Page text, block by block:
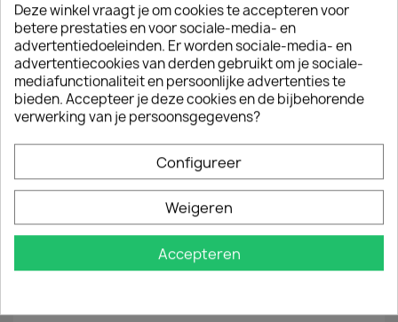
dagelijkse werk op kantoor of thuis.
De muismat heeft de vorm van een
langspeelplaat.
Het oppervlak is ideaal voor een precieze
besturing van de muis.
De stroeve onderzijde zorgt voor een optimale
Materiaal: harde PVC-folie met antislip celrubber.
Afmetingen: Ø 20 cm, dikte: 0,2 cm
Deze winkel vraagt je om cookies te accepteren voor
betere prestaties en voor sociale-media- en
advertentiedoeleinden. Er worden sociale-media- en
advertentiecookies van derden gebruikt om je sociale-
mediafunctionaliteit en persoonlijke advertenties te
bieden. Accepteer je deze cookies en de bijbehorende
verwerking van je persoonsgegevens?
Configureer
Weigeren
Accepteren